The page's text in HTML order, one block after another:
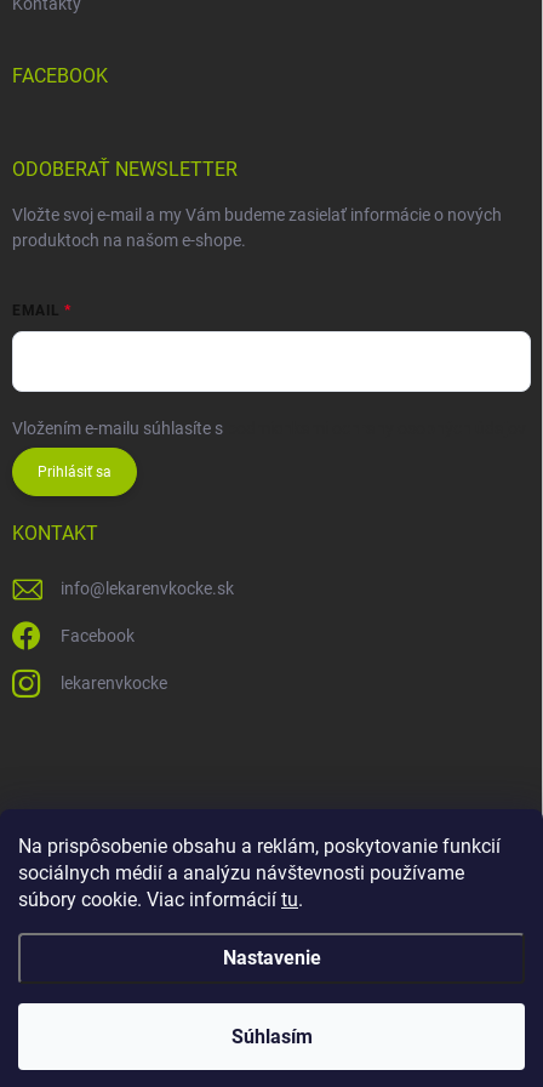
Na prispôsobenie obsahu a reklám, poskytovanie funkcií
sociálnych médií a analýzu návštevnosti používame
súbory cookie. Viac informácií tu.
Nastavenie
Súhlasím
Kontakty
FACEBOOK
ODOBERAŤ NEWSLETTER
Vložte svoj e-mail a my Vám budeme zasielať informácie o nových
produktoch na našom e-shope.
EMAIL
Vložením e-mailu súhlasíte s
Prihlásiť sa
KONTAKT
info@ lekarenvkocke.sk
Facebook
lekarenvkocke
nastavenie cookies